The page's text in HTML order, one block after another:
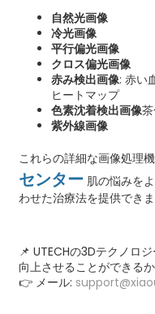
自然光画像
冷光画像
平行偏光画像
クロス偏光画像
赤み検出画像: 赤い
ヒートマップ
色素沈着検出画像
紫外線画像
これらの詳細な画像処理
センター 肌の悩みを
わせた治療法を提供できま
📌 UTECHの3Dテクノロ
向上させることができる
👉 メール: